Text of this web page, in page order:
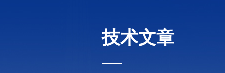
技术文章